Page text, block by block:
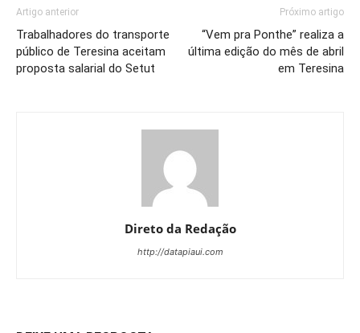
Artigo anterior
Trabalhadores do transporte
público de Teresina aceitam
proposta salarial do Setut
Próximo artigo
“Vem pra Ponthe” realiza a
última edição do mês de abril
em Teresina
Direto da Redação
http://datapiaui.com